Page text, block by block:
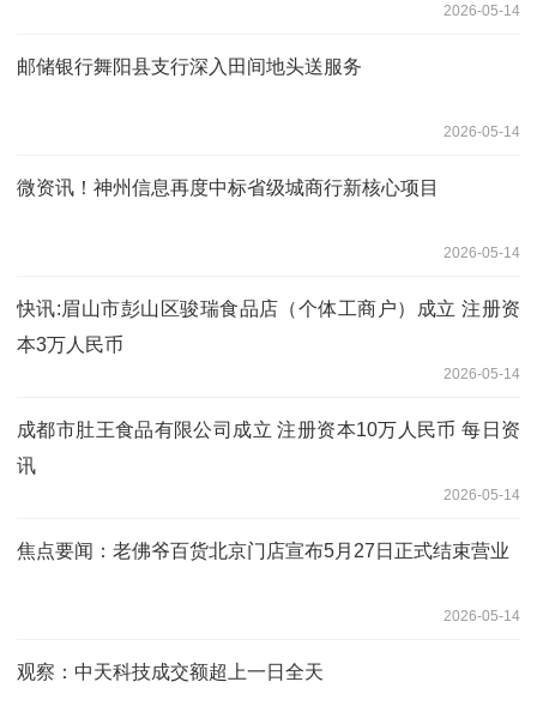
2026-05-14
邮储银行舞阳县支行深入田间地头送服务
2026-05-14
微资讯！神州信息再度中标省级城商行新核心项目
2026-05-14
快讯:眉山市彭山区骏瑞食品店（个体工商户）成立 注册资
本3万人民币
2026-05-14
成都市肚王食品有限公司成立 注册资本10万人民币 每日资
讯
2026-05-14
焦点要闻：老佛爷百货北京门店宣布5月27日正式结束营业
2026-05-14
观察：中天科技成交额超上一日全天